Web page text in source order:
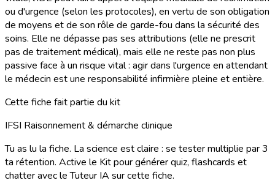
ou d'urgence (selon les protocoles), en vertu de son obligation
de moyens et de son rôle de garde-fou dans la sécurité des
soins. Elle ne dépasse pas ses attributions (elle ne prescrit
pas de traitement médical), mais elle ne reste pas non plus
passive face à un risque vital : agir dans l'urgence en attendant
le médecin est une responsabilité infirmière pleine et entière.
Cette fiche fait partie du kit
IFSI Raisonnement & démarche clinique
Tu as lu la fiche. La science est claire : se tester multiplie par 3
ta rétention. Active le Kit pour générer quiz, flashcards et
chatter avec le Tuteur IA sur cette fiche.